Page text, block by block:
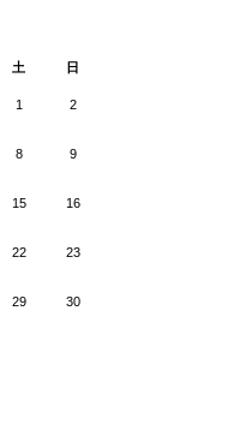
土 日
1 2
8 9
15 16
22 23
29 30